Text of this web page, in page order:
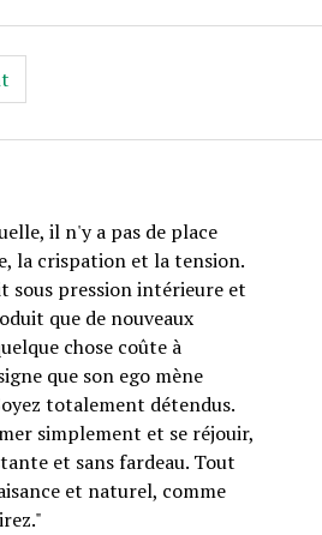
il n'y a pas de place
la crispation et la tension.
sous pression intérieure et
que de nouveaux
chose coûte à
que son ego mène
totalement détendus.
simplement et se réjouir,
et sans fardeau. Tout
et naturel, comme